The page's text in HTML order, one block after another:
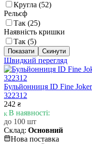
Кругла (52)
Рельєф
Так (25)
Наявність кришки
Так (5)
Швидкий перегляд
Бульйонниця ID Fine
322312
242 ₴
В наявності:
до 100 шт
Склад: Основний
Нова поставка